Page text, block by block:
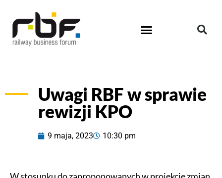
Uwagi RBF w sprawie
rewizji KPO
9 maja, 2023 10:30 pm